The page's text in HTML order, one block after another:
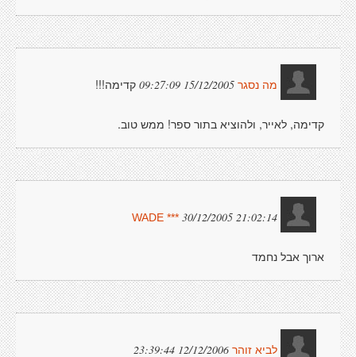
מה נסגר 15/12/2005 09:27:09 קדימה!!!
קדימה, לאייר, ולהוציא בתור ספר! ממש טוב.
WADE *** 30/12/2005 21:02:14
ארוך אבל נחמד
לביא זוהר 12/12/2006 23:39:44